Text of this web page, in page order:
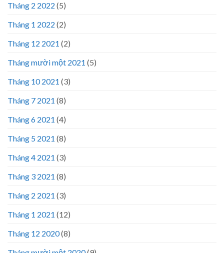
Tháng 2 2022 (5)
Tháng 1 2022 (2)
Tháng 12 2021 (2)
Tháng mười một 2021 (5)
Tháng 10 2021 (3)
Tháng 7 2021 (8)
Tháng 6 2021 (4)
Tháng 5 2021 (8)
Tháng 4 2021 (3)
Tháng 3 2021 (8)
Tháng 2 2021 (3)
Tháng 1 2021 (12)
Tháng 12 2020(8)